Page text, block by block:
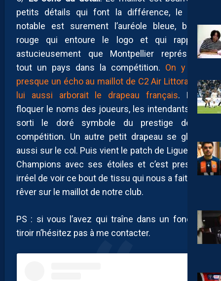
petits détails qui font la différence, le plus
notable est surement l’auréole bleue, blanc,
rouge qui entoure le logo et qui rappelle
astucieusement que Montpellier représente
tout un pays dans la compétition. On y voit
presque un écho au maillot de C2 Air Littoral qui
lui aussi arborait le drapeau français. Pour
floquer le noms des joueurs, les intendants ont
sorti le doré symbole du prestige de la
compétition. Un autre petit drapeau se glisse
aussi sur le col. Puis vient le patch de Ligue des
Champions avec ses étoiles et c’est presque
irréel de voir ce bout de tissu qui nous a fait tant
rêver sur le maillot de notre club.
PS : si vous l’avez qui traîne dans un fond de
tiroir n’hésitez pas à me contacter.